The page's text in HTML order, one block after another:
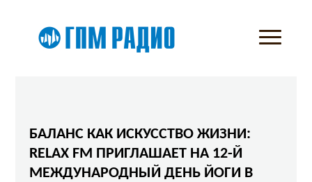
БАЛАНС КАК ИСКУССТВО ЖИЗНИ:
RELAX FM ПРИГЛАШАЕТ НА 12-Й
МЕЖДУНАРОДНЫЙ ДЕНЬ ЙОГИ В